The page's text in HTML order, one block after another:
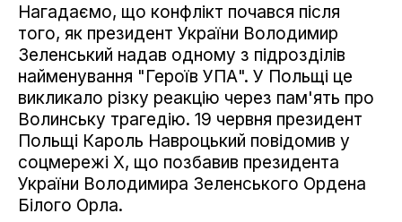
Нагадаємо, що конфлікт почався після
того, як президент України Володимир
Зеленський надав одному з підрозділів
найменування "Героїв УПА". У Польщі це
викликало різку реакцію через пам'ять про
Волинську трагедію. 19 червня президент
Польщі Кароль Навроцький повідомив у
соцмережі Х, що позбавив президента
України Володимира Зеленського Ордена
Білого Орла.